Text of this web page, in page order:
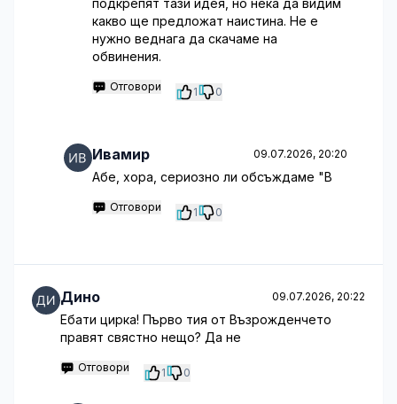
подкрепят тази идея, но нека да видим
какво ще предложат наистина. Не е
нужно веднага да скачаме на
обвинения.
Отговори 1 0
Ивамир 09.07.2026, 20:20
Абе, хора, сериозно ли обсъждаме "В
Отговори 1 0
Дино 09.07.2026, 20:22
Ебати цирка! Първо тия от Възрожденчето
правят свястно нещо? Да не
Отговори 1 0